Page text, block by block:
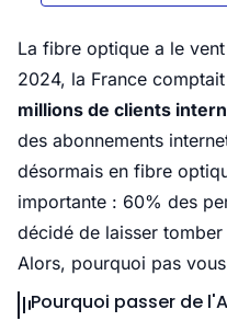
La fibre optique a le
2024, la France
millions de clients
des abonnements
désormais en fibre
importante : 60% des
décidé de laisser
Alors, pourquoi pas
Pourquoi passer de